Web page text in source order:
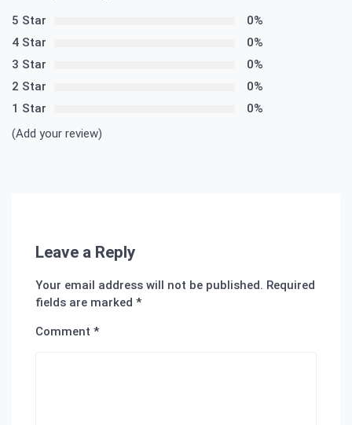
5 Star
0%
4 Star
0%
3 Star
0%
2 Star
0%
1 Star
0%
(Add your review)
Leave a Reply
Your email address will not be published. Required
fields are marked *
Comment *